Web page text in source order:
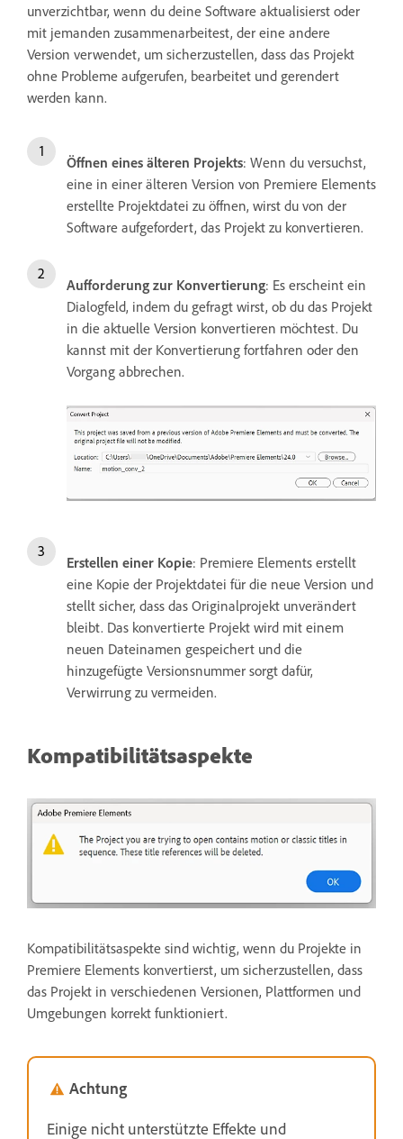
unverzichtbar, wenn du deine Software aktualisierst oder
mit jemanden zusammenarbeitest, der eine andere
Version verwendet, um sicherzustellen, dass das Projekt
ohne Probleme aufgerufen, bearbeitet und gerendert
werden kann.
Öffnen eines älteren Projekts: Wenn du versuchst,
eine in einer älteren Version von Premiere Elements
erstellte Projektdatei zu öffnen, wirst du von der
Software aufgefordert, das Projekt zu konvertieren.
Aufforderung zur Konvertierung: Es erscheint ein
Dialogfeld, indem du gefragt wirst, ob du das Projekt
in die aktuelle Version konvertieren möchtest. Du
kannst mit der Konvertierung fortfahren oder den
Vorgang abbrechen.
Erstellen einer Kopie: Premiere Elements erstellt
eine Kopie der Projektdatei für die neue Version und
stellt sicher, dass das Originalprojekt unverändert
bleibt. Das konvertierte Projekt wird mit einem
neuen Dateinamen gespeichert und die
hinzugefügte Versionsnummer sorgt dafür,
Verwirrung zu vermeiden.
Kompatibilitätsaspekte
Kompatibilitätsaspekte sind wichtig, wenn du Projekte in
Premiere Elements konvertierst, um sicherzustellen, dass
das Projekt in verschiedenen Versionen, Plattformen und
Umgebungen korrekt funktioniert.
Achtung
Einige nicht unterstützte Effekte und